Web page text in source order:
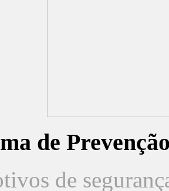
de
de